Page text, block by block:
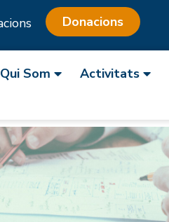
Donacions
Qui Som Activitats